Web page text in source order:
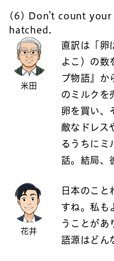
(6) Don’t count
hatched.
米田
直訳は「卵
よこ）の数
プ物語』か
のミルクを
卵を買い、
敵なドレス
るうちにミ
話。結局、
花井
日本のこと
すね。私も
うことがあ
語源はどん